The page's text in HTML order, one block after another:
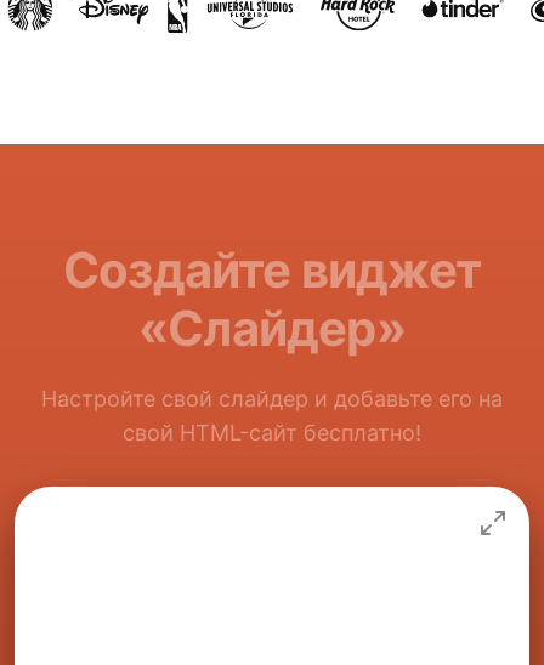
Создайте виджет
«Слайдер»
Настройте свой слайдер и добавьте его на
свой HTML-сайт бесплатно!